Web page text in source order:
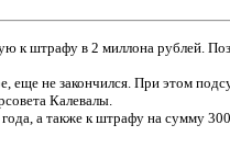
к штрафу в 2 миллона рублей.
не закончился. При этом
Калевалы.
а также к штрафу на сумму